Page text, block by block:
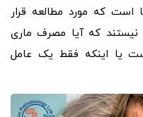
است که مورد مطالعه قرار
که آیا مصرف ماری
یا اینکه فقط یک عامل